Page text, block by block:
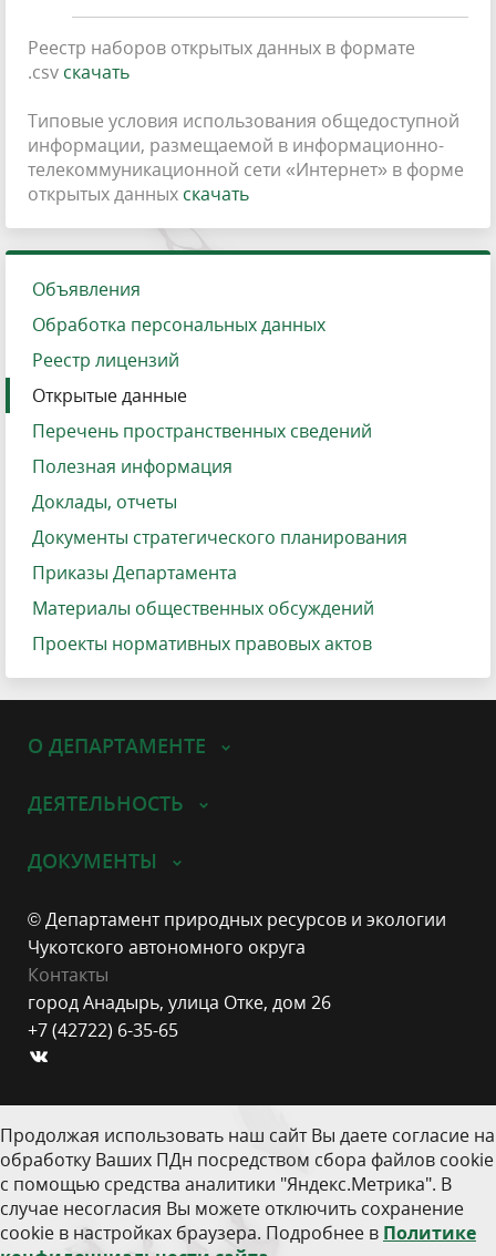
Реестр наборов открытых данных в формате
.csv скачать
Типовые условия использования общедоступной
информации, размещаемой в информационно-
телекоммуникационной сети «Интернет» в форме
открытых данных скачать
Объявления
Обработка персональных данных
Реестр лицензий
Открытые данные
Перечень пространственных сведений
Полезная информация
Доклады, отчеты
Документы стратегического планирования
Приказы Департамента
Материалы общественных обсуждений
Проекты нормативных правовых актов
О ДЕПАРТАМЕНТЕ
ДЕЯТЕЛЬНОСТЬ
ДОКУМЕНТЫ
© Департамент природных ресурсов и экологии
Чукотского автономного округа
Контакты
город Анадырь, улица Отке, дом 26
+7 (42722) 6-35-65
Продолжая использовать наш сайт Вы даете согласие на
обработку Ваших ПДн посредством сбора файлов cookie
с помощью средства аналитики "Яндекс.Метрика". В
случае несогласия Вы можете отключить сохранение
cookie в настройках браузера. Подробнее в Политике